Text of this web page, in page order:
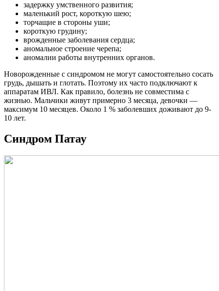
задержку умственного развития;
маленький рост, короткую шею;
торчащие в стороны уши;
короткую грудину;
врожденные заболевания сердца;
аномальное строение черепа;
аномалии работы внутренних органов.
Новорожденные с синдромом не могут самостоятельно сосать
грудь, дышать и глотать. Поэтому их часто подключают к
аппаратам ИВЛ. Как правило, болезнь не совместима с
жизнью. Мальчики живут примерно 3 месяца, девочки —
максимум 10 месяцев. Около 1 % заболевших доживают до 9-
10 лет.
Синдром Патау